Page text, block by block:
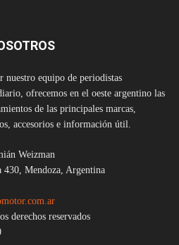
equipo de periodistas
ofrecemos en el oeste argentino las
de las principales marcas,
accesorios e información útil.
Weizman
Mendoza, Argentina
derechos reservados